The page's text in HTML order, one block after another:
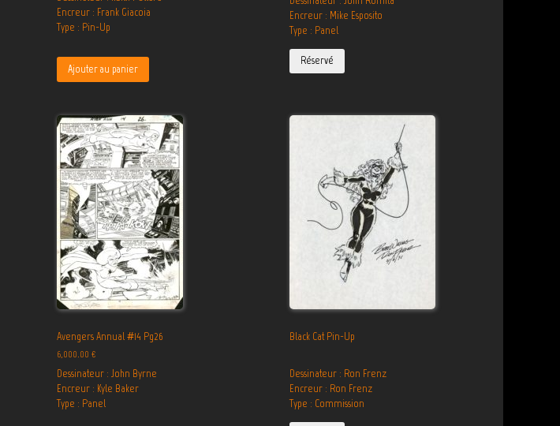
Encreur : Frank Giacoia
Type : Pin-Up
Ajouter au panier
Encreur : Mike Esposito
Type : Panel
Réservé
Avengers Annual #14 Pg26
6,000.00€
Dessinateur : John Byrne
Encreur : Kyle Baker
Type : Panel
Black Cat Pin-Up
Dessinateur : Ron Frenz
Encreur : Ron Frenz
Type : Commission